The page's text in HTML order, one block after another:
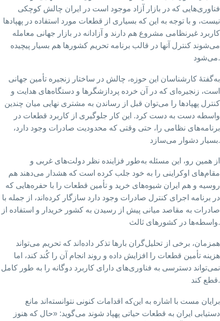
فناوری‌هایی که در بازار آزاد موجود است در ایران چالش کوچکی
نیست، و با توجه به این که بسیاری از قطعات مورد استفاده در پهپادها
کاربرد غیرنظامی مشروع هم دارند و آزادانه در بازار جهانی معامله
می‌شوند کنترل آنها در قالب برنامه تحریم کشورها هم بسیار پیچیده
می‌شود.
به‌گفتهٔ کارشناسان این حوزه، چالش در ساختار زنجیره تأمین جهانی
است، زنجیره‌ای که در آن خرده پردازشگرها و دستگاه‌های هدایت و
کنترل پهپادها را می‌توان قبل از رساندن به مشتری نهایی میان چندین
واسطه دست به دست کرد. این کار جلوگیری از کاربرد قطعات در
برنامه‌های نظامی را، حتی وقتی که محدودیت صادرات وجود دارد،
بسیار دشوار می‌سازد.
از همین رو، این مسئله به‌طور فزاینده نظر دولت‌های غربی و
مقام‌های اوکراینی را به خود جلب کرده است که هشدار می‌دهند هم
روسیه و هم ایران شیوه‌های خرید و تأمین قطعات را با حفره‌هایی که
در برنامه اجرای کنترل صادرات وجود دارد سازگار کرده‌اند، از جمله با
صادرات به مقاصد میانی پیش از رسیدن به کشور خریدار و استفاده از
واسطه‌ها در کشورهای ثالث.
همزمان، برخی از تحلیل‌گران بارها تذکر داده‌اند که تحریم می‌تواند
هزینه تأمین قطعات را افزایش داده و روند انجام آن را کُند کند، اما
نمی‌تواند دسترسی به فناوری‌های دارای کاربرد دوگانه را به طور کامل
قطع کند.
برایان مست با اشاره به این‌که اقدامات کنونی نتوانسته‌اند مانع
دستیابی ایران به قطعات حیاتی پهپاد شوند می‌گوید: «حال که هنوز